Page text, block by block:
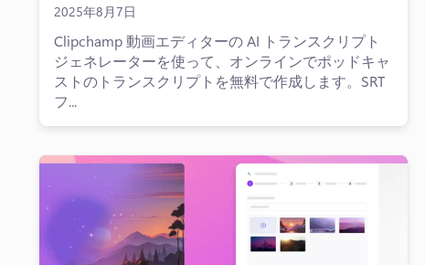
2025年8月7日
Clipchamp 動画エディターの AI トランスクリプト
ジェネレーターを使って、オンラインでポッドキャ
ストのトランスクリプトを無料で作成します。SRT
フ...